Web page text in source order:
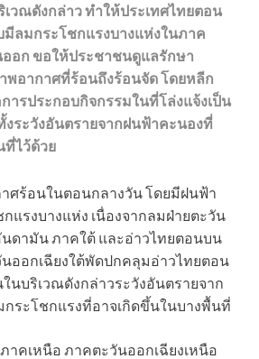
วณดังกล่าว ทำให้ประเทศไทยตอน
ลมกระโชกแรงบางแห่งในภาค
อก ขอให้ประชาชนดูแลรักษา
พอากาศที่ร้อนถึงร้อนจัด โดยหลีก
ารประกอบกิจกรรมในที่โล่งแจ้งเป็น
งระวังอันตรายจากฝนฟ้าคะนองที่
ที่ไว้ด้วย
ศร้อนในตอนกลางวัน โดยมีฝนฟ้า
แรงบางแห่ง เนื่องจากลมฝ่ายตะวัน
ดามัน ภาคใต้ และอ่าวไทยตอนบน
ออกเฉียงใต้พัดปกคลุมอ่าวไทยตอน
นบริเวณดังกล่าวระวังอันตรายจาก
ระโชกแรงที่อาจเกิดขึ้นในบางพื้นที่
าคเหนือ ภาคตะวันออกเฉียงเหนือ